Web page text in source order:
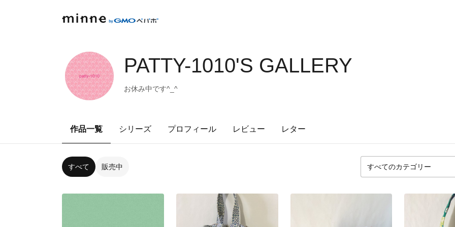
PATTY-1010'S GALLERY
お休み中です^_^
作品一覧 シリーズ プロフィール レビュー レター
すべて 販売中